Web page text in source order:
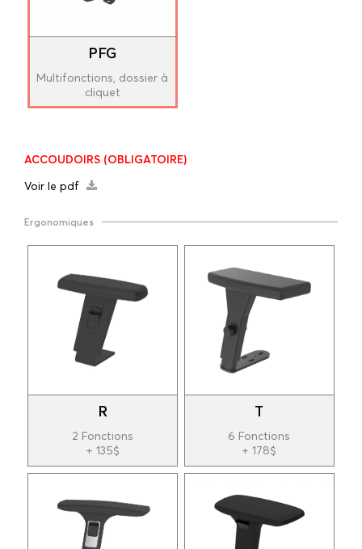
PFG
Multifonctions, dossier à
cliquet
ACCOUDOIRS (OBLIGATOIRE)
Voir le pdf
Ergonomiques
R
2 Fonctions
+ 135$
T
6 Fonctions
+ 178$